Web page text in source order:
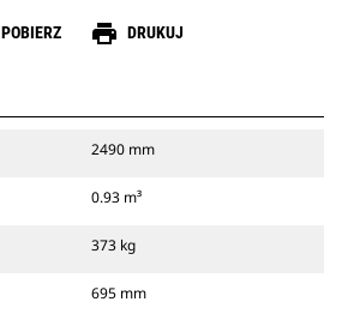
POBIERZ print DRUKUJ
2490 mm
0.93 m³
373 kg
695 mm